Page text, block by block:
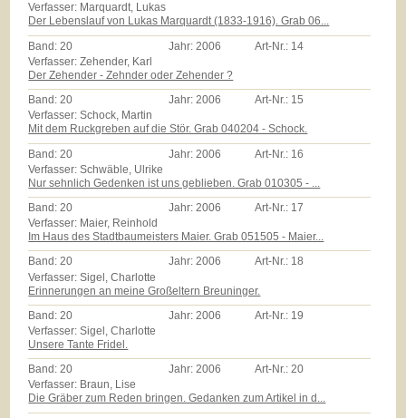
Verfasser: Marquardt, Lukas
Der Lebenslauf von Lukas Marquardt (1833-1916). Grab 06...
Band: 20 Jahr: 2006 Art-Nr.: 14
Verfasser: Zehender, Karl
Der Zehender - Zehnder oder Zehender ?
Band:20 Jahr:2006 Art-Nr.: 15
Verfasser: Schock, Martin
Mit dem Ruckgreben auf die Stör. Grab 040204 - Schock.
Band: 20 Jahr: 2006 Art-Nr.: 16
Verfasser: Schwäble, Ulrike
Nur sehnlich Gedenken ist uns geblieben. Grab 010305 - ...
Band:20 Jahr:2006 Art-Nr.: 17
Verfasser: Maier, Reinhold
Im Haus des Stadtbaumeisters Maier. Grab 051505 - Maier...
Band:20 Jahr:2006 Art-Nr.: 18
Verfasser: Sigel, Charlotte
Erinnerungen an meine Großeltern Breuninger.
Band:20 Jahr:2006 Art-Nr.: 19
Verfasser: Sigel, Charlotte
Unsere Tante Fridel.
Band:20 Jahr:2006 Art-Nr.:20
Verfasser: Braun, Lise
Die Gräber zum Reden bringen. Gedanken zum Artikel in d...